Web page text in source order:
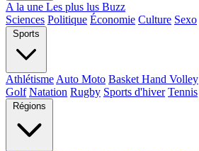
A la une Les plus lus Buzz
Sciences Politique Économie Culture Sexo
Sports
Athlétisme Auto Moto Basket Hand Volley
Golf Natation Rugby Sports d'hiver Tennis
Régions